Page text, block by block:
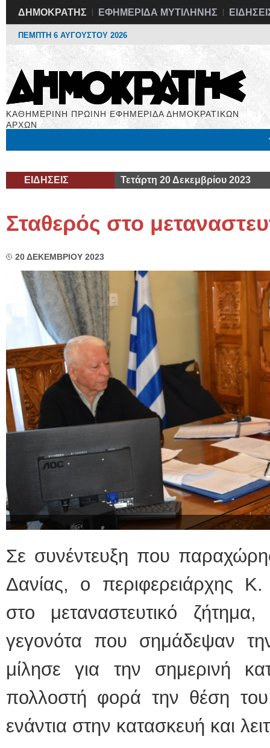
ΔΗΜΟΚΡΑΤΗΣ ΕΦΗΜΕΡΙΔΑ ΜΥΤΙΛΗΝΗΣ
ΠΕΜΠΤΗ 6 ΑΥΓΟΥΣΤΟΥ 2026
ΚΑΘΗΜΕΡΙΝΗ ΠΡΩΙΝΗ ΕΦΗΜΕΡΙΔΑ ΔΗΜΟΚΡΑΤΙΚΩΝ
ΑΡΧΩΝ
ΕΙΔΗΣΕΙΣ Τετάρτη 20 Δεκεμβρίου 2023
Σταθερός στο
20 ΔΕΚΕΜΒΡΙΟΥ 2023
Σε συνέντευξη που
Δανίας, ο περιφερειάρχης
στο μεταναστευτικό
γεγονότα που σημάδεψαν
μίλησε για την σημερινή
πολλοστή φορά την θέση
ενάντια στην κατασκευή και